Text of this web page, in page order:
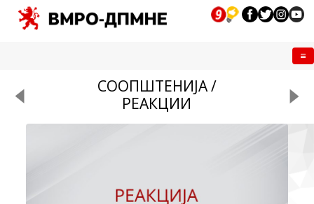
СООПШТЕНИЈА /
РЕАКЦИИ